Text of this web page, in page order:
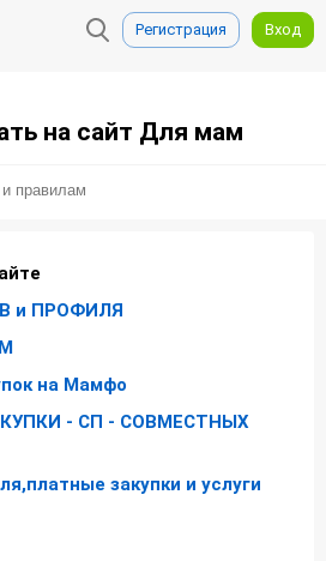
Регистрация Вход
на сайт Для мам
и ПРОФИЛЯ
на Мамфо
- СП - СОВМЕСТНЫХ
закупки и услуги